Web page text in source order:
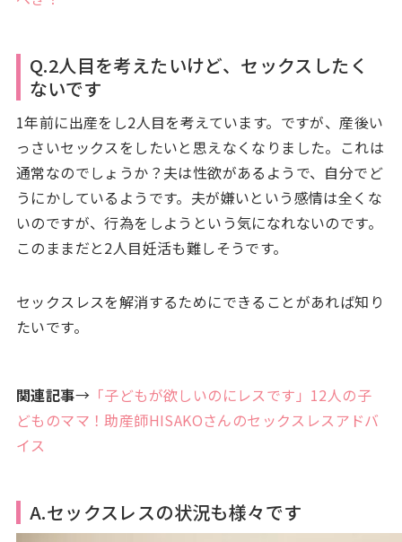
Q.2人目を考えたいけど、セックスしたく
ないです
1年前に出産をし2人目を考えています。ですが、産後い
っさいセックスをしたいと思えなくなりました。これは
通常なのでしょうか？夫は性欲があるようで、自分でど
うにかしているようです。夫が嫌いという感情は全くな
いのですが、行為をしようという気になれないのです。
このままだと2人目妊活も難しそうです。
セックスレスを解消するためにできることがあれば知り
たいです。
関連記事→「子どもが欲しいのにレスです」12人の子
どものママ！助産師HISAKOさんのセックスレスアドバ
イス
A.セックスレスの状況も様々です